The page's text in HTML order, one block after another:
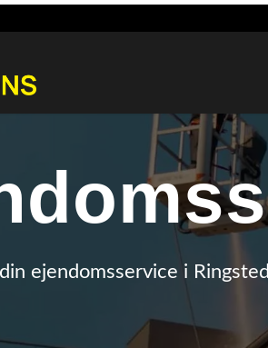
ejendomsservice i Ringsted